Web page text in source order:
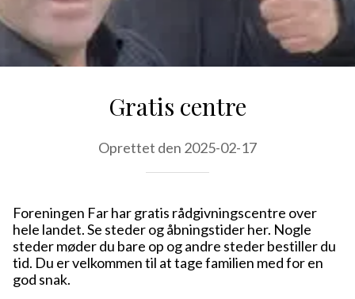
Gratis centre
Oprettet den 2025-02-17
Foreningen Far har gratis rådgivningscentre over
hele landet. Se steder og åbningstider her. Nogle
steder møder du bare op og andre steder bestiller du
tid. Du er velkommen til at tage familien med for en
god snak.